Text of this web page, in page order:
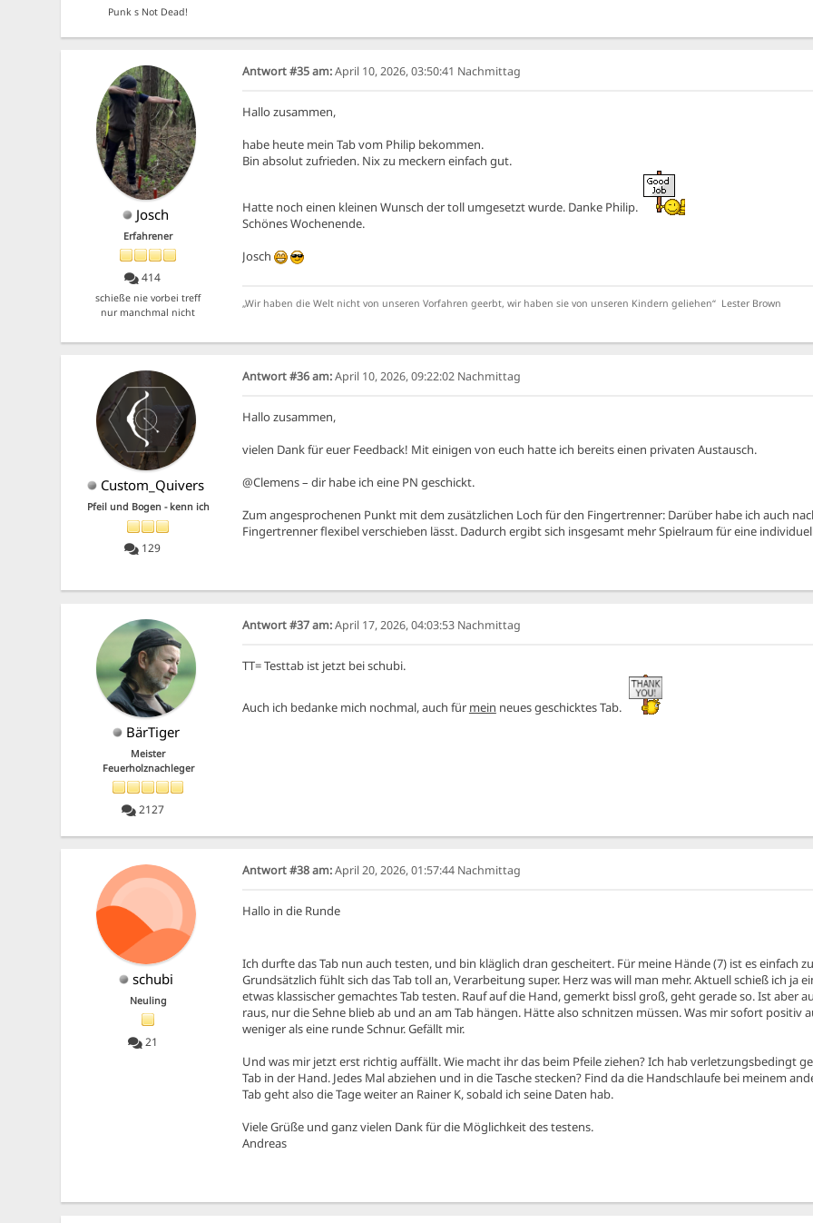
Punk s Not Dead!
Josch
Erfahrener
414
schieße nie vorbei treff
nur manchmal nicht
Antwort #35 am:April 10, 2026, 03:50:41 Nachmittag
Hallo zusammen,
habe heute mein Tab vom Philip bekommen.
Bin absolut zufrieden. Nix zu meckern einfach gut.
Hatte noch einen kleinen Wunsch der toll umgesetzt wurde. Danke Philip.
Schönes Wochenende.
Josch
„Wir haben die Welt nicht von unseren Vorfahren geerbt, wir haben sie von unseren Kindern geliehen“ Lester Brown
Custom_Quivers
Pfeil und Bogen - kenn ich
129
Antwort #36 am:April 10, 2026, 09:22:02 Nachmittag
Hallo zusammen,
vielen Dank für euer Feedback! Mit einigen von euch hatte ich bereits einen privaten Austausch.
@Clemens – dir habe ich eine PN geschickt.
Zum angesprochenen Punkt mit dem zusätzlichen Loch für den Fingertrenner: Darüber habe ich auch
Fingertrenner flexibel verschieben lässt. Dadurch ergibt sich insgesamt mehr Spielraum für eine
BärTiger
Meister
Feuerholznachleger
2127
Antwort #37 am:April 17, 2026, 04:03:53 Nachmittag
TT= Testtab ist jetzt bei schubi.
Auch ich bedanke mich nochmal, auch für mein neues geschicktes Tab.
schubi
Neuling
21
Antwort #38 am:April 20, 2026, 01:57:44 Nachmittag
Hallo in die Runde
Ich durfte das Tab nun auch testen, und bin kläglich dran gescheitert. Für meine Hände (7) ist es einfach
Grundsätzlich fühlt sich das Tab toll an, Verarbeitung super. Herz was will man mehr. Aktuell schieß ich ja
etwas klassischer gemachtes Tab testen. Rauf auf die Hand, gemerkt bissl groß, geht gerade so. Ist aber
raus, nur die Sehne blieb ab und an am Tab hängen. Hätte also schnitzen müssen. Was mir sofort positiv
weniger als eine runde Schnur. Gefällt mir.
Und was mir jetzt erst richtig auffällt. Wie macht ihr das beim Pfeile ziehen? Ich hab verletzungsbedingt
Tab in der Hand. Jedes Mal abziehen und in die Tasche stecken? Find da die Handschlaufe bei meinem
Tab geht also die Tage weiter an Rainer K, sobald ich seine Daten hab.
Viele Grüße und ganz vielen Dank für die Möglichkeit des testens.
Andreas